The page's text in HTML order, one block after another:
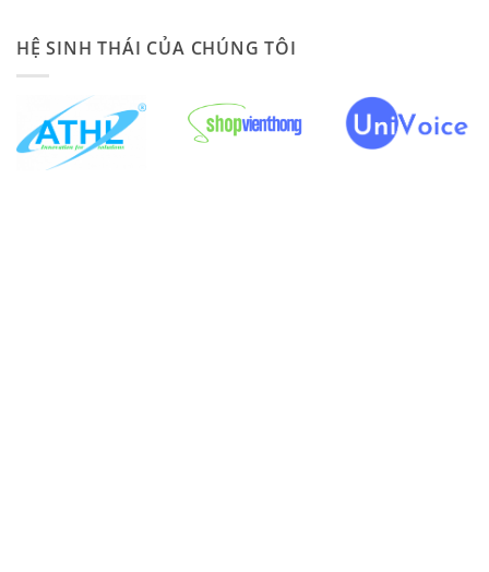
HỆ SINH THÁI CỦA CHÚNG TÔI